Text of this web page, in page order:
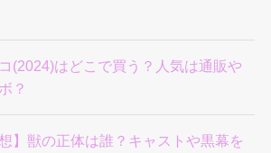
(2024)はどこで買う？人気は通販や
？
】獣の正体は誰？キャストや黒幕を